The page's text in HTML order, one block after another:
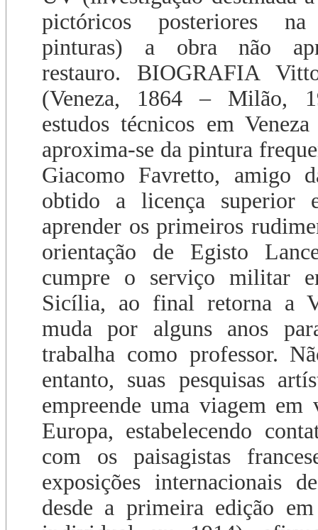
pictóricos posteriores
pinturas) a obra não
restauro. BIOGRAFIA
(Veneza, 1864 – Milão,
estudos técnicos em
aproxima-se da pintura
Giacomo Favretto, amigo
obtido a licença superior
aprender os primeiros
orientação de Egisto
cumpre o serviço militar
Sicília, ao final retorna a
muda por alguns anos
trabalha como professor.
entanto, suas pesquisas
empreende uma viagem em
Europa, estabelecendo
com os paisagistas
exposições internacionais
desde a primeira edição